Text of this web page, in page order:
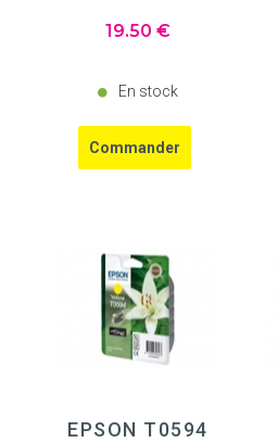
19.50 €
En stock
EPSON T0594